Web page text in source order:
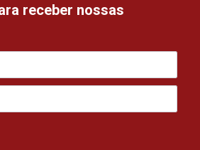
receber nossas